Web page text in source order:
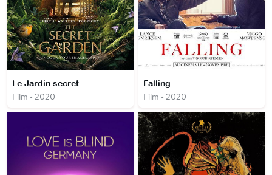
Le Jardin secret
Film • 2020
Falling
Film • 2020